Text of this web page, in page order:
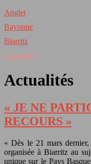
Anglet
Bayonne
Biarritz
Actualités
Actualités
« JE NE
RECOURS »
« Dès le 21 mars
organisée à Biarritz au
unique sur le Pays